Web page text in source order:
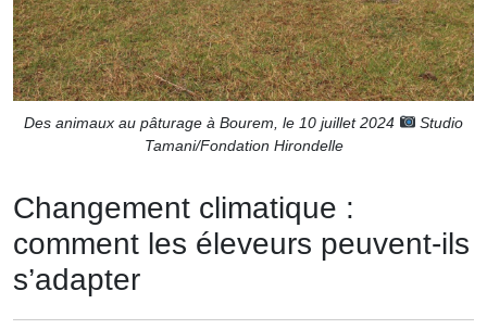
Des animaux au pâturage à Bourem, le 10 juillet 2024
Studio
Tamani/Fondation Hirondelle
Changement climatique :
comment les éleveurs peuvent-ils
s’adapter